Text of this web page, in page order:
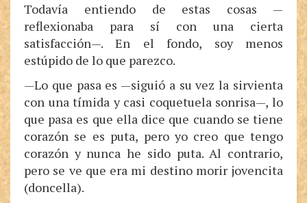
Todavía entiendo de estas cosas —
reflexionaba para sí con una cierta
satisfacción—. En el fondo, soy menos
estúpido de lo que parezco.
—Lo que pasa es —siguió a su vez la sirvienta
con una tímida y casi coquetuela sonrisa—, lo
que pasa es que ella dice que cuando se tiene
corazón se es puta, pero yo creo que tengo
corazón y nunca he sido puta. Al contrario,
pero se ve que era mi destino morir jovencita
(doncella).